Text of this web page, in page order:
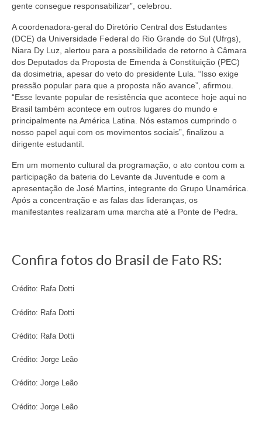
gente consegue responsabilizar”, celebrou.
A coordenadora-geral do Diretório Central dos Estudantes
(DCE) da Universidade Federal do Rio Grande do Sul (Ufrgs),
Niara Dy Luz, alertou para a possibilidade de retorno à Câmara
dos Deputados da Proposta de Emenda à Constituição (PEC)
da dosimetria, apesar do veto do presidente Lula. “Isso exige
pressão popular para que a proposta não avance”, afirmou.
“Esse levante popular de resistência que acontece hoje aqui no
Brasil também acontece em outros lugares do mundo e
principalmente na América Latina. Nós estamos cumprindo o
nosso papel aqui com os movimentos sociais”, finalizou a
dirigente estudantil.
Em um momento cultural da programação, o ato contou com a
participação da bateria do Levante da Juventude e com a
apresentação de José Martins, integrante do Grupo Unamérica.
Após a concentração e as falas das lideranças, os
manifestantes realizaram uma marcha até a Ponte de Pedra.
Confira fotos do Brasil de Fato RS:
Crédito: Rafa Dotti
Crédito: Rafa Dotti
Crédito: Rafa Dotti
Crédito: Jorge Leão
Crédito: Jorge Leão
Crédito: Jorge Leão